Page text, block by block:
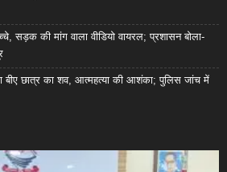
सड़क की मांग वाला वीडियो वायरल; प्रशासन बोला-
बीए छात्र का शव, आत्महत्या की आशंका; पुलिस जांच में